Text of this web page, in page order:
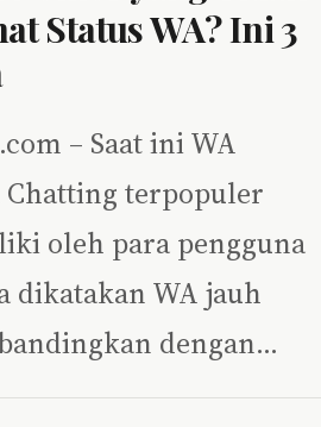
Status WA? Ini 3
– Saat ini WA
terpopuler
oleh para pengguna
dikatakan WA jauh
dengan…